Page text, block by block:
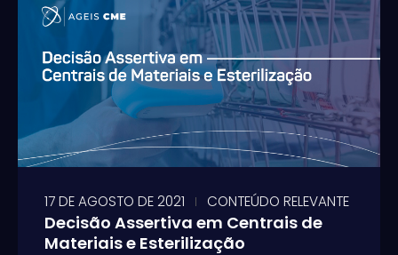
17 DE AGOSTO DE 2021 CONTEÚDO RELEVANTE
Decisão Assertiva em Centrais de
Materiais e Esterilização